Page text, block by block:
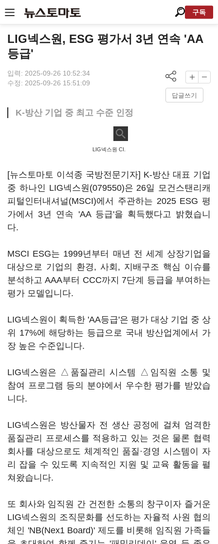
구독
LIG넥스원, ESG 평가서 3년 연속 'AA
등급'
입력: 2025-09-26 10:52:34
수정: 2025-09-26 15:51:09
답글쓰기
K-방산 기업 중 최고 수준 인정
LIG넥스원 CI.
[뉴스토마토 이석종 국방전문기자] K-방산 대표 기업
중 하나인 LIG넥스원(079550)은 26일 모건스탠리캐
피털인터내셔널(MSCI)에서 주관하는 2025 ESG 평
가에서 3년 연속 'AA 등급'을 획득했다고 밝혔습니
다.
MSCI ESG는 1999년부터 매년 전 세계 상장기업을
대상으로 기업의 환경, 사회, 지배구조 핵심 이슈를
분석하고 AAA부터 CCC까지 7단계 등급을 부여하는
평가 모델입니다.
LIG넥스원이 획득한 'AA등급'은 평가 대상 기업 중 상
위 17%에 해당하는 등급으로 국내 방산업계에서 가
장 높은 수준입니다.
LIG넥스원은 △품질관리 시스템 △임직원 소통 및
참여 프로그램 등의 분야에서 우수한 평가를 받았습
니다.
LIG넥스원은 방산물자 전 생산 공정에 걸쳐 엄격한
품질관리 프로세스를 적용하고 있는 것은 물론 협력
회사를 대상으로도 체계적인 품질·경영 시스템이 자
리 잡을 수 있도록 지속적인 지원 및 교육 활동을 펼
쳐왔습니다.
또 회사와 임직원 간 건전한 소통의 창구이자 즐거운
LIG넥스원의 조직문화를 선도하는 자율적 사원 협의
체인 'NB(Nex1 Board)' 제도를 비롯해 임직원 가족들